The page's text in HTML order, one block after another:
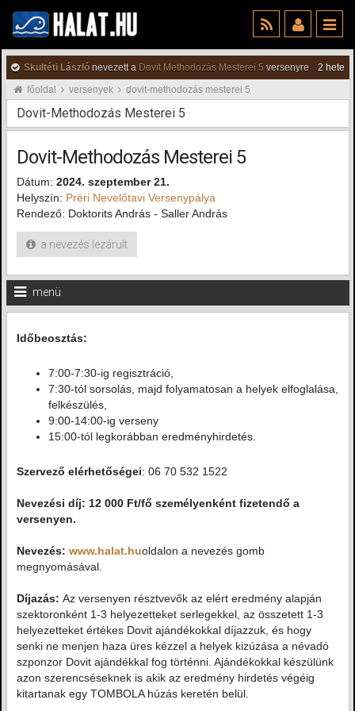
Skultéti László nevezett a Dovit Methodozás Mesterei 5 versenyre
2 hete
főoldal
versenyek dovit-methodozás mesterei 5
Dovit-Methodozás Mesterei 5
Dovit-Methodozás Mesterei 5
Dátum: 2024. szeptember 21.
Helyszín: Préri Nevelőtavi Versenypálya
Rendező: Doktorits András - Saller András
a nevezés lezárult
menü
Időbeosztás:
7:00-7:30-ig regisztráció,
7:30-tól sorsolás, majd folyamatosan a helyek elfoglalása,
felkészülés,
9:00-14:00-ig verseny
15:00-tól legkorábban eredményhirdetés.
Szervező elérhetőségei: 06 70 532 1522
Nevezési díj: 12 000 Ft/fő személyenként fizetendő a
versenyen.
Nevezés: www.halat.huoldalon a nevezés gomb
megnyomásával.
Díjazás: Az versenyen résztvevők az elért eredmény alapján
szektoronként 1-3 helyezetteket serlegekkel, az összetett 1-3
helyezetteket értékes Dovit ajándékokkal díjazzuk, és hogy
senki ne menjen haza üres kézzel a helyek kizúzása a névadó
szponzor Dovit ajándékkal fog történni. Ajándékokkal készülünk
azon szerencséseknek is akik az eredmény hirdetés végéig
kitartanak egy TOMBOLA húzás keretén belül.